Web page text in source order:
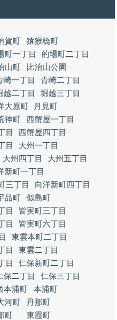
賀町
猿猴橋町
町一丁目
的場町二丁目
山町
比治山公園
崎一丁目
青崎二丁目
越二丁目
堀越三丁目
大原町
月見町
神町
西蟹屋一丁目
目
西蟹屋四丁目
目
大州一丁目
大州四丁目
大州五丁目
新町一丁目
三丁目
向洋新町四丁目
品町
似島町
目
皆実町三丁目
目
皆実町六丁目
東雲本町二丁目
目
東雲二丁目
目
仁保新町二丁目
保二丁目
仁保三丁目
本浦町
本浦町
河町
丹那町
町
東霞町